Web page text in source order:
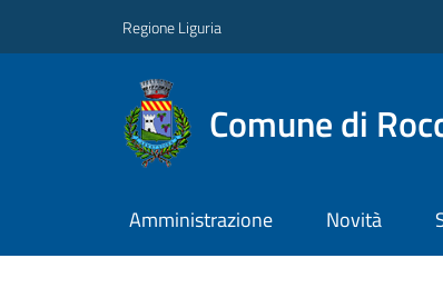
Regione Liguria
Comune di
Amministrazione Novità